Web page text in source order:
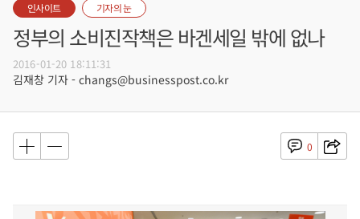
인사이트 기자의 눈
정부의 소비진작책은 바겐세일 밖에 없나
2016-01-20 18:11:31
김재창 기자 - changs@businesspost.co.kr
0